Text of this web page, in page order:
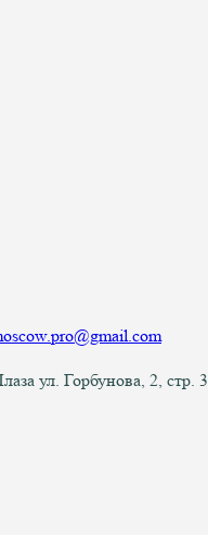
ул. Горбунова, 2, стр. 3